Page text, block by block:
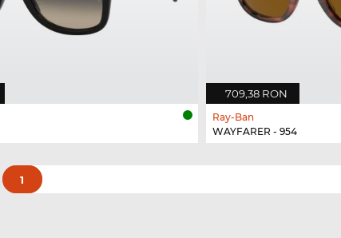
709,38 RON
Ray-Ban
WAYFARER - 954
1